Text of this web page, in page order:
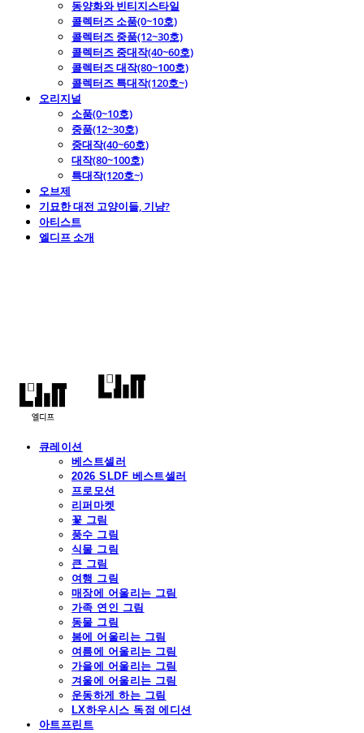
동양화와 빈티지스타일
콜렉터즈 소품(0~10호)
콜렉터즈 중품(12~30호)
콜렉터즈 중대작(40~60호)
콜렉터즈 대작(80~100호)
콜렉터즈 특대작(120호~)
오리지널
소품(0~10호)
중품(12~30호)
중대작(40~60호)
대작(80~100호)
특대작(120호~)
오브제
기묘한 대전 고양이들, 기냥?
아티스트
엘디프 소개
큐레이션
베스트셀러
2026 SLDF 베스트셀러
프로모션
리퍼마켓
꽃 그림
풍수 그림
식물 그림
큰 그림
여행 그림
매장에 어울리는 그림
가족 연인 그림
동물 그림
봄에 어울리는 그림
여름에 어울리는 그림
가을에 어울리는 그림
겨울에 어울리는 그림
운동하게 하는 그림
LX하우시스 독점 에디션
아트프린트